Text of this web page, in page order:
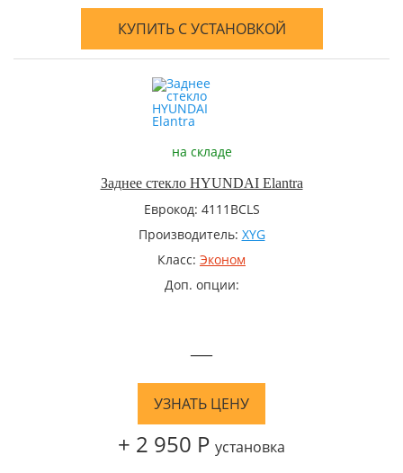
КУПИТЬ С УСТАНОВКОЙ
на складе
Заднее стекло HYUNDAI Elantra
Еврокод: 4111BCLS
Производитель: XYG
Класс: Эконом
Доп. опции:
—
УЗНАТЬ ЦЕНУ
+ 2 950 Р установка